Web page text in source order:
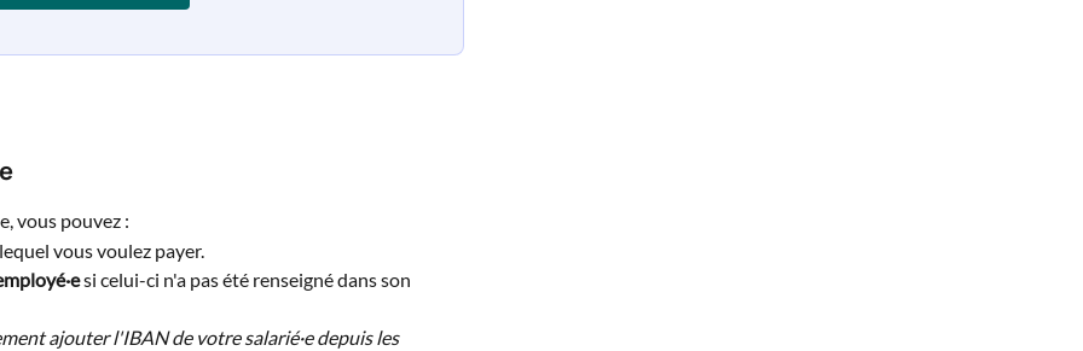
vous pouvez :
vous voulez payer.
si celui-ci n'a pas été renseigné dans son
ajouter l'IBAN de votre salarié·e depuis les